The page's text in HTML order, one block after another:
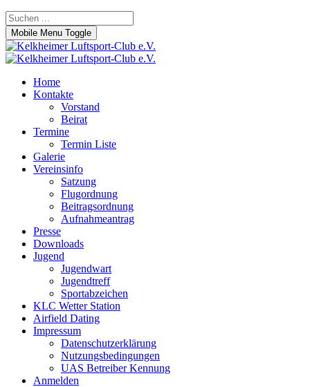
Mobile Menu Toggle
Home
Kontakte
Vorstand
Beirat
Termine
Termin Liste
Galerie
Vereinsinfo
Satzung
Flugordnung
Beitragsordnung
Aufnahmeantrag
Presse
Downloads
Jugend
Jugendwart
Jugendtreff
Sportabzeichen
KLC Wetter Station
Airfield Dating
Impressum
Datenschutzerklärung
Nutzungsbedingungen
UAS Betreiber Kennung
Anmelden